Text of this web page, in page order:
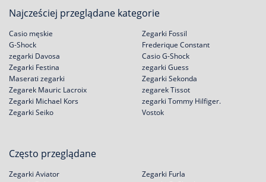
Najcześciej przeglądane kategorie
Casio męskie
G-Shock
zegarki Davosa
Zegarki Festina
Zegarki Fossil
Frederique Constant
Casio G-Shock
zegarki Guess
Maserati zegarki
Zegarek Mauric Lacroix
Zegarki Michael Kors
Zegarki Seiko
Zegarki Sekonda
zegarek Tissot
zegarki Tommy Hilfiger.
Vostok
Często przeglądane
Zegarki Aviator
Zegarki Furla